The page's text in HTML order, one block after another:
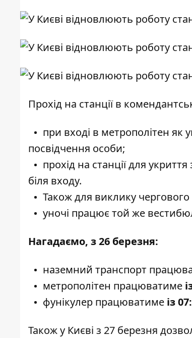
Прохід на станції в
при вході в метрополітен як
посвідчення особи;
прохід на станції для
біля входу.
Також для виклику
уночі працює той же
Нагадаємо, з 26 березня:
наземний транспорт
метрополітен працюватиме
фунікулер працюватиме із
Такожу Києві з 27 березня